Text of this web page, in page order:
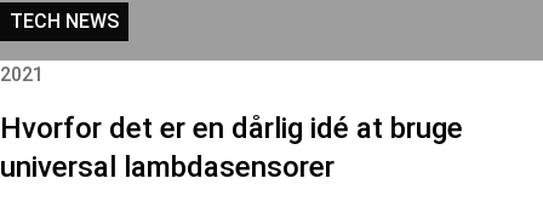
TECH NEWS
2021
Hvorfor det er en dårlig idé at bruge
universal lambdasensorer